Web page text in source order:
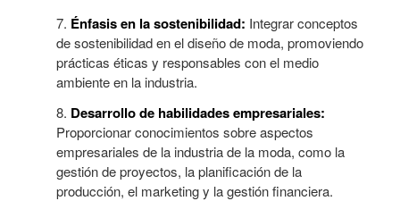
Énfasis en la sostenibilidad: Integrar conceptos
de sostenibilidad en el diseño de moda, promoviendo
prácticas éticas y responsables con el medio
ambiente en la industria.
Desarrollo de habilidades empresariales:
Proporcionar conocimientos sobre aspectos
empresariales de la industria de la moda, como la
gestión de proyectos, la planificación de la
producción, el marketing y la gestión financiera.